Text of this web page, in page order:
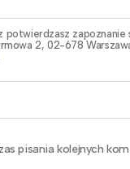
potwierdzasz zapoznanie
2, 02-678
pisania kolejnych